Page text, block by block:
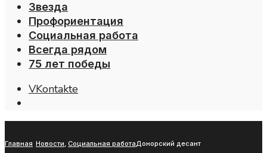
Звезда
Профориентация
Социальная работа
Всегда рядом
75 лет победы
VKontakte
Главная Новости, Социальная работаДонорский десант